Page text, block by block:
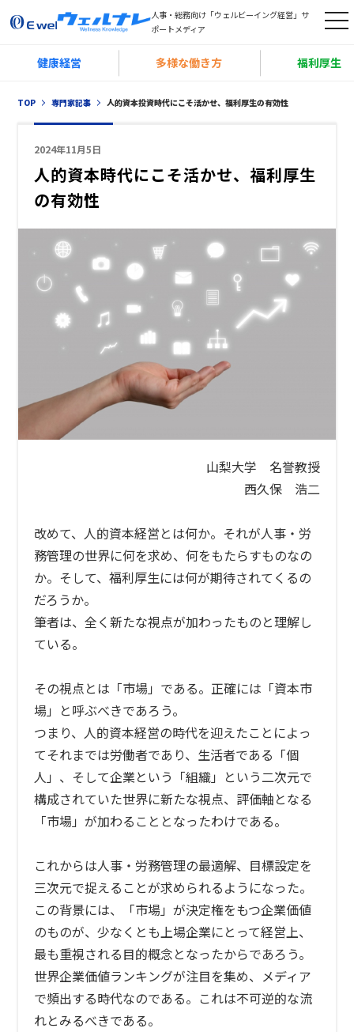
人事・総務向け「ウェルビーイング経営」サ
ポートメディア
t
g
健康経営 多様な働き方 福利厚生
TOP 専門家記事 人的資本投資時代にこそ活かせ、福利厚生の有効性
2024年11月5日
人的資本時代にこそ活かせ、福利厚生
の有効性
山梨大学 名誉教授
西久保 浩二
改めて、人的資本経営とは何か。それが人事・労
務管理の世界に何を求め、何をもたらすものなの
か。そして、福利厚生には何が期待されてくるの
だろうか。
筆者は、全く新たな視点が加わったものと理解し
ている。
その視点とは「市場」である。正確には「資本市
場」と呼ぶべきであろう。
つまり、人的資本経営の時代を迎えたことによっ
てそれまでは労働者であり、生活者である「個
人」、そして企業という「組織」という二次元で
構成されていた世界に新たな視点、評価軸となる
「市場」が加わることとなったわけである。
これからは人事・労務管理の最適解、目標設定を
三次元で捉えることが求められるようになった。
この背景には、「市場」が決定権をもつ企業価値
のものが、少なくとも上場企業にとって経営上、
最も重視される目的概念となったからであろう。
世界企業価値ランキングが注目を集め、メディア
で頻出する時代なのである。これは不可逆的な流
れとみるべきである。